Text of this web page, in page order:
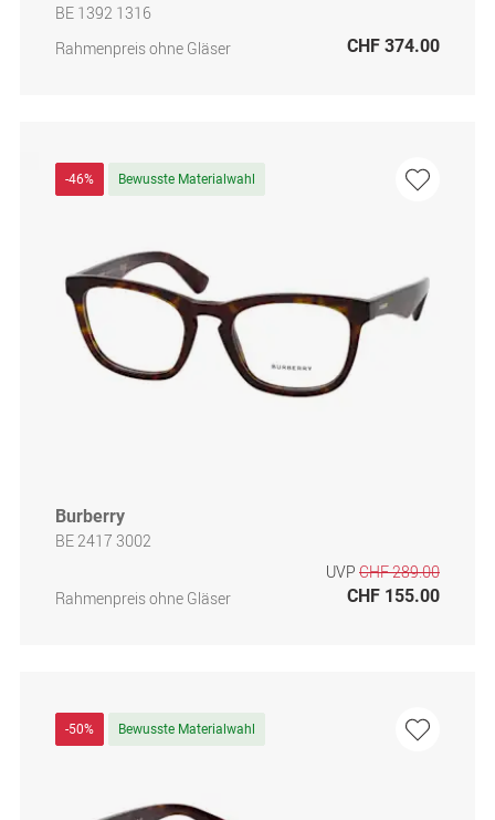
BE 1392 1316
Rahmenpreis ohne Gläser
CHF 374.00
-46% Bewusste Materialwahl
Burberry
BE 2417 3002
Rahmenpreis ohne Gläser
UVP CHF 289.00
CHF 155.00
-50% Bewusste Materialwahl